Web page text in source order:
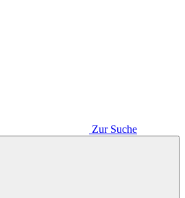
Zur Suche